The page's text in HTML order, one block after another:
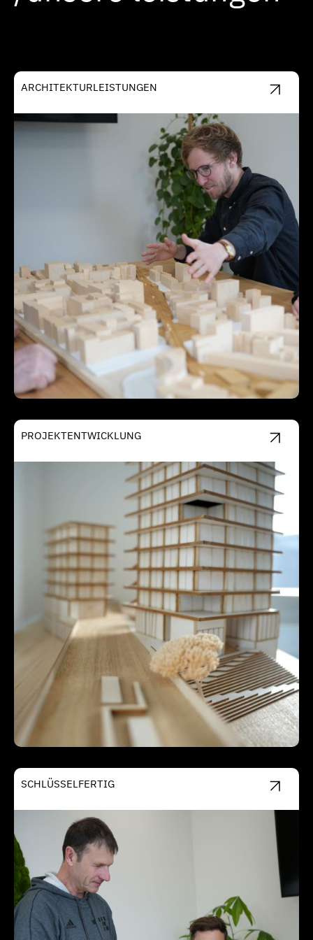
ARCHITEKTURLEISTUNGEN
PROJEKTENTWICKLUNG
SCHLÜSSELFERTIG